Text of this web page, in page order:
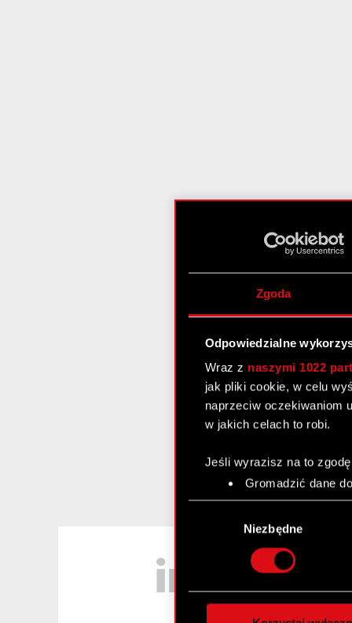
Zgoda
Odpowiedzialne
Wraz z naszymi 1022
jak pliki cookie, w celu
naprzeciw oczekiwaniom
w jakich celach to robi.
Jeśli wyrazisz na to
Gromadzić dane
Identyfikować
Dowiedz się więcej
szczegółów . W
Wykorzystujemy pliki
Niezbędne